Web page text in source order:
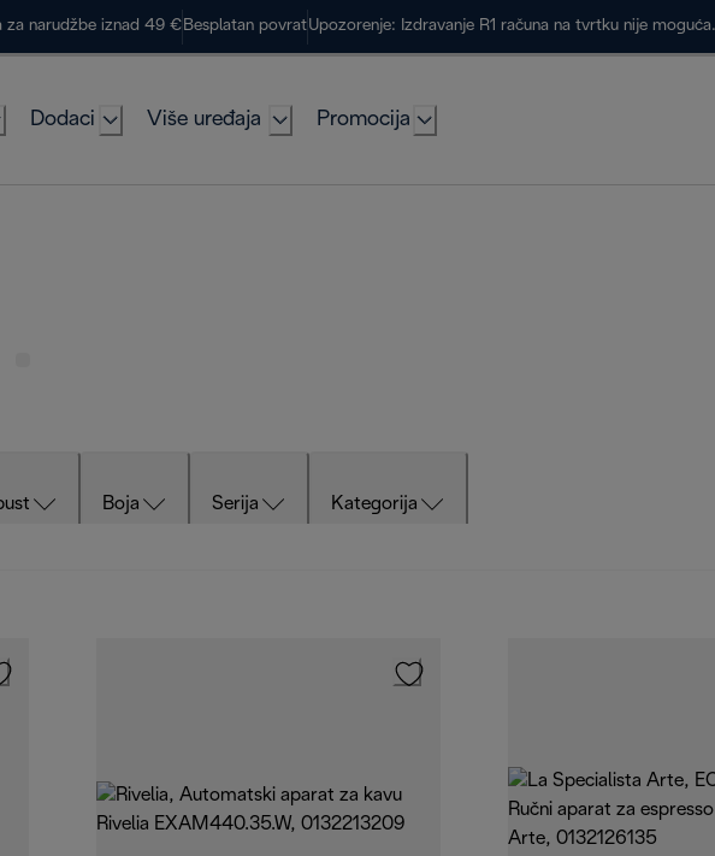
za narudžbe iznad 49 € Besplatan povratUpozorenje: Izdravanje R1 računa na tvrtku nije
Dodaci Više uređaja Promocija
Boja Serija Kategorija